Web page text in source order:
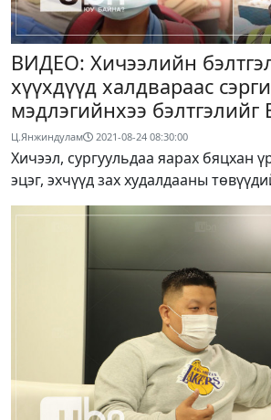
ВИДЕО: Хичээлийн
хүүхдүүд халдвараас
мэдлэгийнхээ
Ц.Янжиндулам 2021-08-24 08:30:00
Хичээл, сургуульдаа яарах бяцхан
эцэг, эхчүүд зах худалдааны